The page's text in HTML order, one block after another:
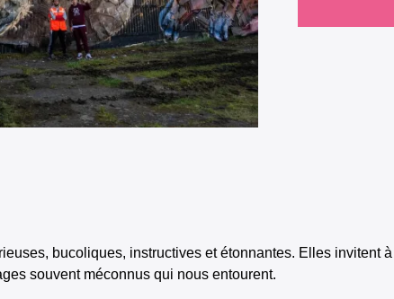
bucoliques, instructives et étonnantes. Elles invitent à
souvent méconnus qui nous entourent.